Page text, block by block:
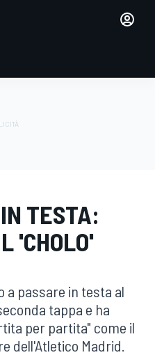
TESTA:
'CHOLO'
a passare in testa al
tappa e ha
per partita" come il
dell'Atletico Madrid.